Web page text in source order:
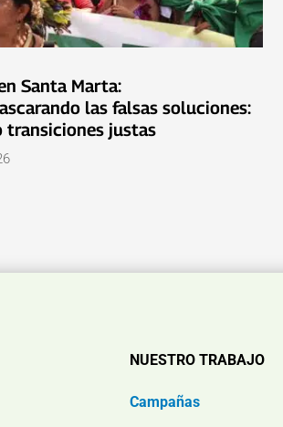
Santa Marta:
las falsas soluciones:
transiciones justas
NUESTRO TRABAJO
Campañas